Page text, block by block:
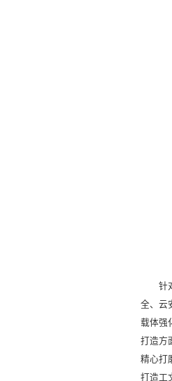
针
全、云
载体强
打造方
精心打
打造工